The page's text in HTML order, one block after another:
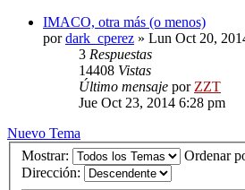
IMACO, otra más (o menos)
pordark_cperez » Lun Oct 20,
3 Respuestas
14408 Vistas
Último mensaje por ZZT
Jue Oct 23, 2014 6:28 pm
Nuevo Tema
Mostrar:
Ordenar
Dirección: